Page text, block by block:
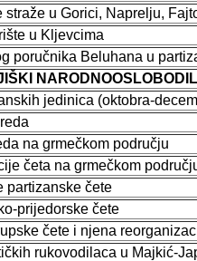
u Gorici, Naprelju,
u Kljevcima
Beluhana u
jedinica (oktobra-
na grmečkom području
četa na grmečkom
čete
prijedorske čete
čete i njena
rukovodilaca u Majkić-